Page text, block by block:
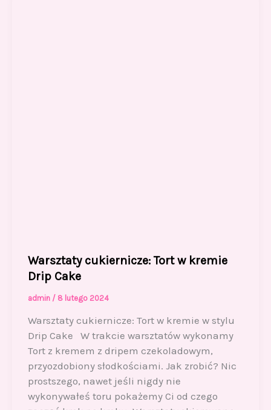
Warsztaty cukiernicze: Tort w kremie
Drip Cake
admin / 8 lutego 2024
Warsztaty cukiernicze: Tort w kremie w stylu
Drip Cake W trakcie warsztatów wykonamy
Tort z kremem z dripem czekoladowym,
przyozdobiony słodkościami. Jak zrobić? Nic
prostszego, nawet jeśli nigdy nie
wykonywałeś toru pokażemy Ci od czego